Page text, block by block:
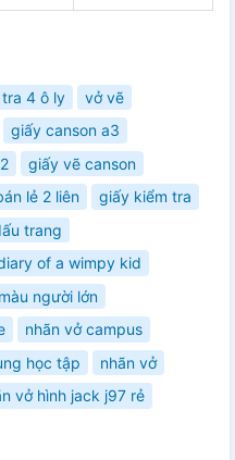
4 ô ly
vở vẽ
giấy canson a3
giấy vẽ canson
lẻ 2 liên
giấy kiểm tra
trang
of a wimpy kid
người lớn
nhãn vở campus
học tập
nhãn vở
vở hình jack j97 rẻ